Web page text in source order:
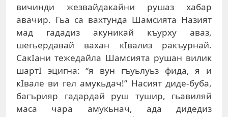
вичинди жезвайдакайни рушаз хабар
авачир. Гьа са вахтунда Шамсията Назият
мад гададиз акуникай къурху аваз,
шегьердавай вахан кIвализ ракъурнай.
СакIани тежедайла Шамсията рушан вилик
шартI эцигна: “я вун гъуьлуьз фида, я и
кIвале ви гел амукьдач!” Насият диде-буба,
багърияр гадардай руш тушир, гьавиляй
маса чара амукьнач, ада дидедиз